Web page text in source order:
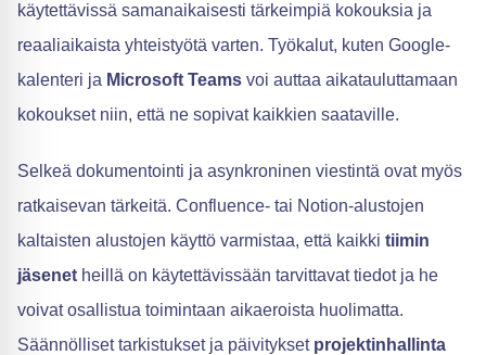
käytettävissä samanaikaisesti tärkeimpiä kokouksia ja
reaaliaikaista yhteistyötä varten. Työkalut, kuten Google-
kalenteri ja Microsoft Teams voi auttaa aikatauluttamaan
kokoukset niin, että ne sopivat kaikkien saataville.
Selkeä dokumentointi ja asynkroninen viestintä ovat myös
ratkaisevan tärkeitä. Confluence- tai Notion-alustojen
kaltaisten alustojen käyttö varmistaa, että kaikki tiimin
jäsenet heillä on käytettävissään tarvittavat tiedot ja he
voivat osallistua toimintaan aikaeroista huolimatta.
Säännölliset tarkistukset ja päivitykset projektinhallinta